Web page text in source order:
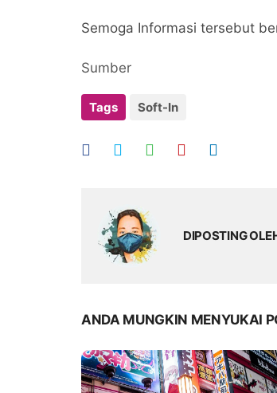
Semoga Informasi tersebut
Sumber
Tags Soft-In
DIPOSTING
ANDA MUNGKIN MENYUKAI